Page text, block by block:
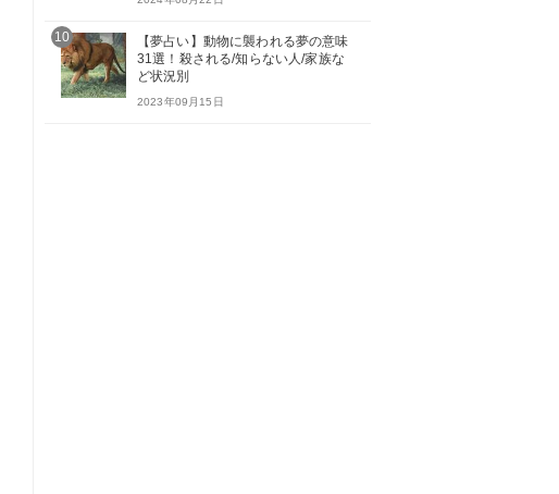
10
【夢占い】動物に襲われる夢の意味
31選！殺される/知らない人/家族な
ど状況別
2023年09月15日